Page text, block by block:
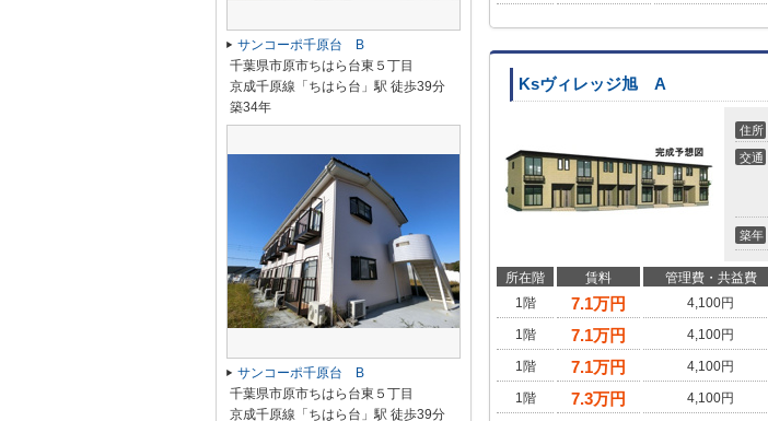
Ksヴィレッジ旭 A
住所
交通
築年
所在階 賃料 管理費・共益費
1階
7.1万円 4,100円
1階
7.1万円 4,100円
1階
7.1万円 4,100円
1階
7.3万円 4,100円
サンコーポ千原台 B
千葉県市原市ちはら台東５丁目
京成千原線「ちはら台」駅 徒歩39分
築34年
サンコーポ千原台 B
千葉県市原市ちはら台東５丁目
京成千原線「ちはら台」駅 徒歩39分